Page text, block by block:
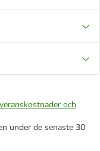
och
under de senaste 30